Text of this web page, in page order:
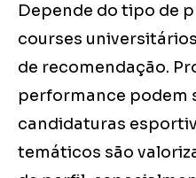
Depende do tipo de
courses
de recomendação.
performance podem
candidaturas
temáticos são